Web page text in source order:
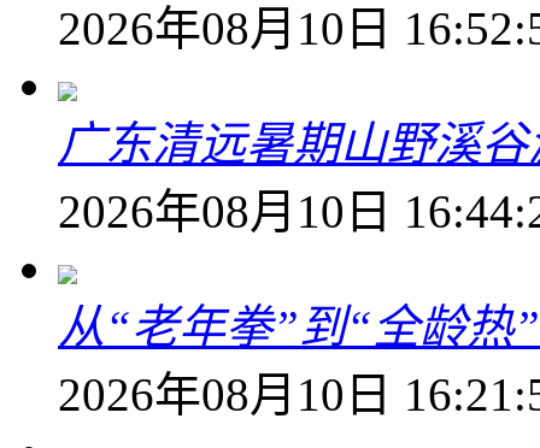
2026年08月10日
广东清远暑期山野溪
2026年08月10日
从“老年拳”到“全龄热
2026年08月10日